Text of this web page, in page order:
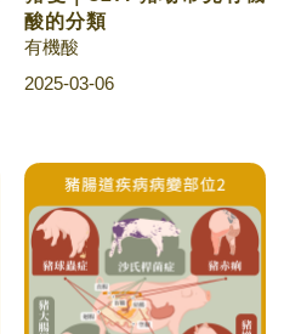
酸的分類
有機酸
2025-03-06